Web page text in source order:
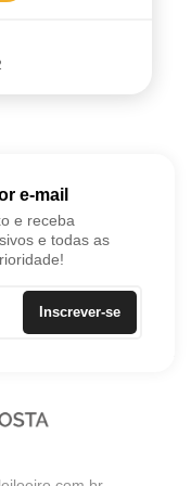
e-mail
e receba
e todas as
Inscrever-se